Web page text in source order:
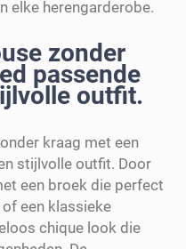
elke herengarderobe.
zonder
passende
outfit.
kraag met een
stijlvolle outfit. Door
een broek die perfect
een klassieke
chique look die